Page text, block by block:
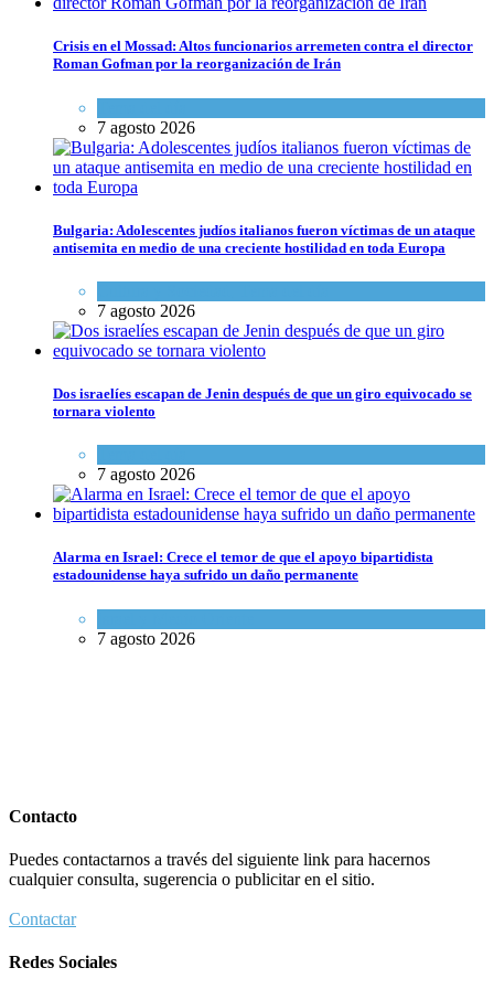
Crisis en el Mossad: Altos funcionarios arremeten contra el director
Roman Gofman por la reorganización de Irán
7 agosto 2026
Bulgaria: Adolescentes judíos italianos fueron víctimas de un ataque
antisemita en medio de una creciente hostilidad en toda Europa
7 agosto 2026
Dos israelíes escapan de Jenin después de que un giro equivocado se
tornara violento
7 agosto 2026
Alarma en Israel: Crece el temor de que el apoyo bipartidista
estadounidense haya sufrido un daño permanente
7 agosto 2026
Contacto
Puedes contactarnos a través del siguiente link para hacernos
cualquier consulta, sugerencia o publicitar en el sitio.
Contactar
Redes Sociales